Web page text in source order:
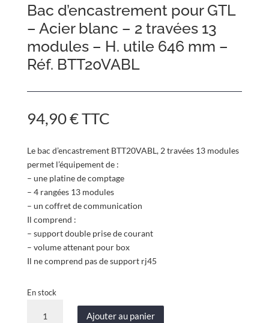
Bac d’encastrement pour GTL
– Acier blanc – 2 travées 13
modules – H. utile 646 mm –
Réf. BTT20VABL
94,90€TTC
Le bac d’encastrement BTT20VABL, 2 travées 13 modules
permet l’équipement de :
– une platine de comptage
– 4 rangées 13 modules
– un coffret de communication
Il comprend :
– support double prise de courant
– volume attenant pour box
Il ne comprend pas de support rj45
En stock
Ajouter au panier